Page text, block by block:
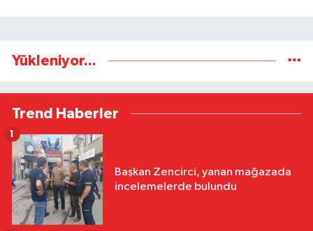
Yükleniyor...
Trend Haberler
Başkan Zencirci, yanan mağazada
incelemelerde bulundu
1